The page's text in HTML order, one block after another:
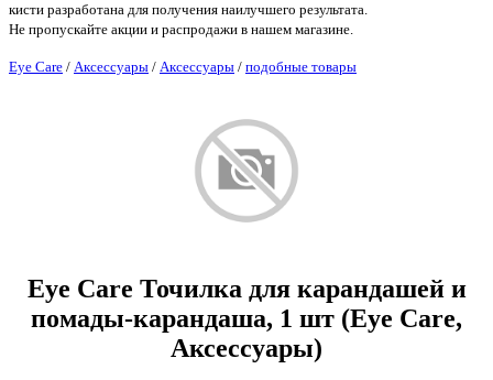
кисти разработана для получения наилучшего результата.
Не пропускайте акции и распродажи в нашем магазине.
Eye Care / Аксессуары / Аксессуары / подобные товары
Eye Care Точилка для карандашей и
помады-карандаша, 1 шт (Eye Care,
Аксессуары)